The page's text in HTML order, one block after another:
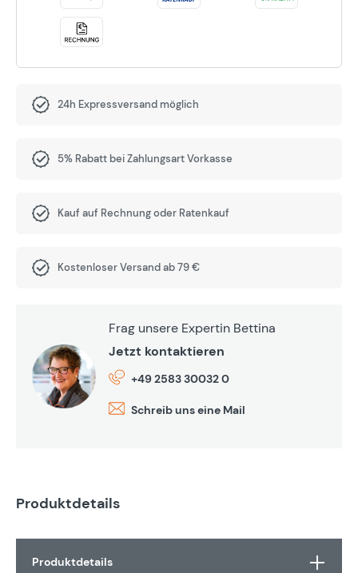
24h Expressversand möglich
5% Rabatt bei Zahlungsart Vorkasse
Kauf auf Rechnung oder Ratenkauf
Kostenloser Versand ab 79 €
Frag unsere Expertin Bettina
Jetzt kontaktieren
+49 2583 30032 0
Schreib uns eine Mail
Produktdetails
Produktdetails